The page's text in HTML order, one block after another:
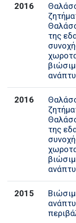
2016
της
2016
της
2015